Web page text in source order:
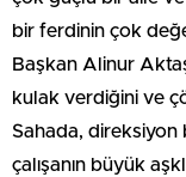
bir ferdinin çok
Başkan Alinur
kulak verdiğini ve
Sahada, direksiyon
çalışanın büyük